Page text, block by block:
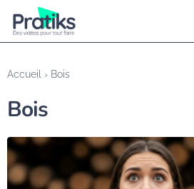
Accueil › Bois
Bois